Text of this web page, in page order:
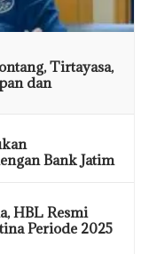
Tirtayasa,
dan
Bank Jatim
HBL Resmi
Periode 2025